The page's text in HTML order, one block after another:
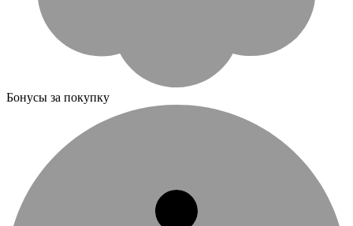
Бонусы за покупку